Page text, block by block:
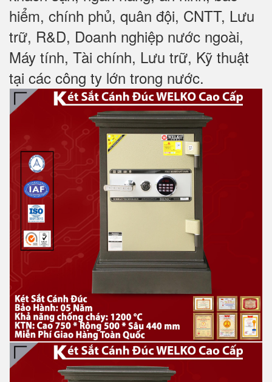
hiểm, chính phủ, quân đội, CNTT, Lưu
trữ, R&D, Doanh nghiệp nước ngoài,
Máy tính, Tài chính, Lưu trữ, Kỹ thuật
tại các công ty lớn trong nước.